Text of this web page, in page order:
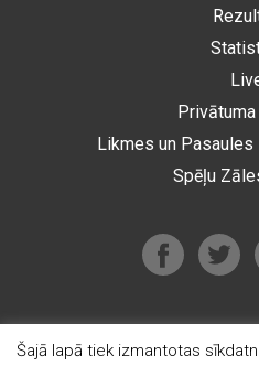
Likmes un
Spēļu
Šajā lapā tiek izmantotas